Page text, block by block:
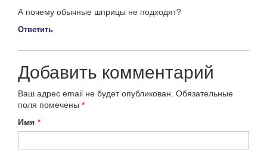
А почему обычные шприцы не подходят?
Ответить
Добавить комментарий
Ваш адрес email не будет опубликован. Обязательные
поля помечены *
Имя *